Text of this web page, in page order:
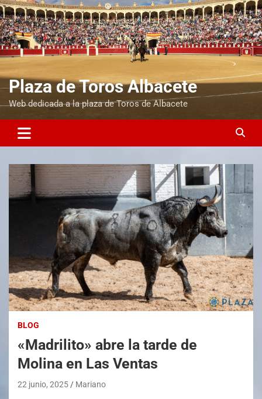
Plaza de Toros Albacete
Web dedicada a la plaza de Toros de Albacete
BLOG
«Madrilito» abre la tarde de
Molina en Las Ventas
22 junio, 2025 Mariano